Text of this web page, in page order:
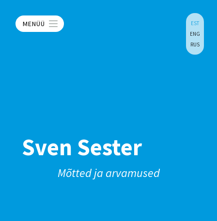
MENÜÜ
EST
ENG
RUS
Sven Sester
Mõtted ja arvamused